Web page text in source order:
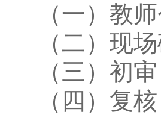
（一）教师
（二）现场
（三）初审
（四）复核